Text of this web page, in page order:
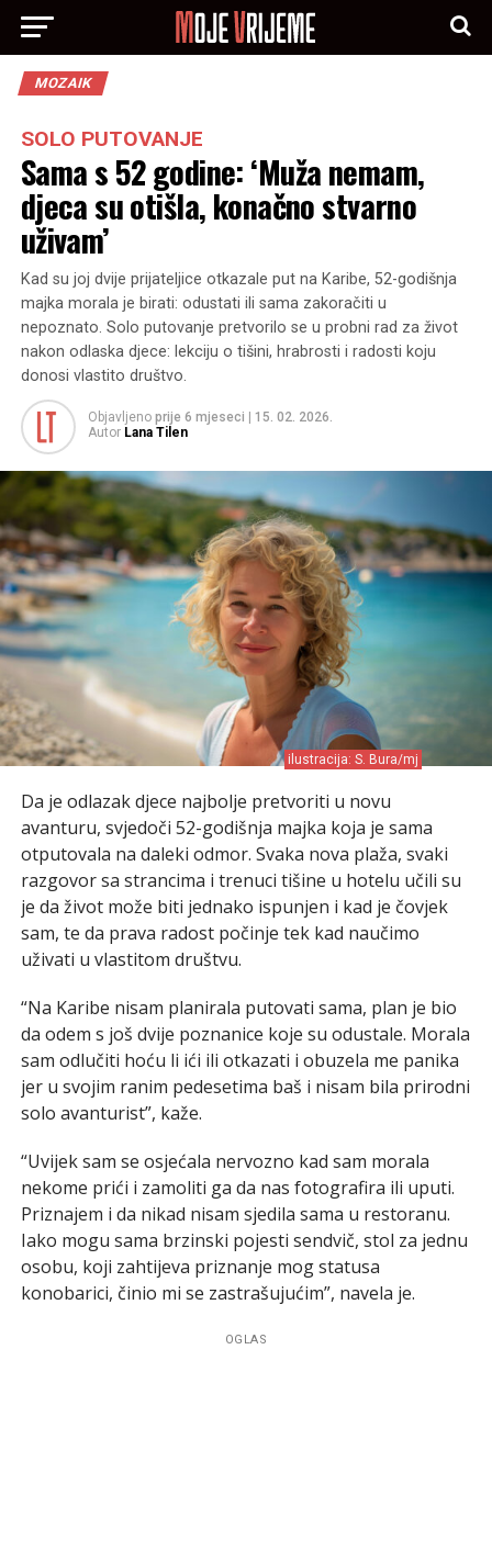
MOZAIK
SOLO PUTOVANJE
Sama s 52 godine: ‘Muža nemam,
djeca su otišla, konačno stvarno
uživam’
Kad su joj dvije prijateljice otkazale put na Karibe, 52-godišnja
majka morala je birati: odustati ili sama zakoračiti u
nepoznato. Solo putovanje pretvorilo se u probni rad za život
nakon odlaska djece: lekciju o tišini, hrabrosti i radosti koju
donosi vlastito društvo.
Objavljeno prije 6 mjeseci
15. 02. 2026.
Autor Lana Tilen
ilustracija: S. Bura/mj
Da je odlazak djece najbolje pretvoriti u novu
avanturu, svjedoči 52-godišnja majka koja je sama
otputovala na daleki odmor. Svaka nova plaža, svaki
razgovor sa strancima i trenuci tišine u hotelu učili su
je da život može biti jednako ispunjen i kad je čovjek
sam, te da prava radost počinje tek kad naučimo
uživati u vlastitom društvu.
“Na Karibe nisam planirala putovati sama, plan je bio
da odem s još dvije poznanice koje su odustale. Morala
sam odlučiti hoću li ići ili otkazati i obuzela me panika
jer u svojim ranim pedesetima baš i nisam bila prirodni
solo avanturist”, kaže.
“Uvijek sam se osjećala nervozno kad sam morala
nekome prići i zamoliti ga da nas fotografira ili uputi.
Priznajem i da nikad nisam sjedila sama u restoranu.
Iako mogu sama brzinski pojesti sendvič, stol za jednu
osobu, koji zahtijeva priznanje mog statusa
konobarici, činio mi se zastrašujućim”, navela je.
OGLAS